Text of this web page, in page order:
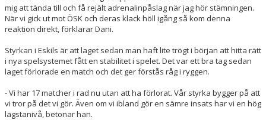
mig att tända till och få rejält adrenalinpåslag när jag hör stämningen.
När vi gick ut mot ÖSK och deras klack höll igång så kom denna
reaktion direkt, förklarar Dani.
Styrkan i Eskils är att laget sedan man haft lite trögt i början att hitta rätt
i nya spelsystemet fått en stabilitet i spelet. Det var ett bra tag sedan
laget förlorade en match och det ger förstås råg i ryggen.
- Vi har 17 matcher i rad nu utan att ha förlorat. Vår styrka bygger på att
vi tror på det vi gör. Även om vi ibland gör en sämre insats har vi en hög
lägstanivå, betonar han.